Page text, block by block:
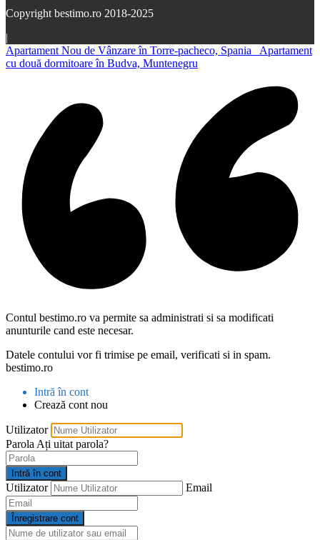
Copyright bestimo.ro 2018-2025
|
Apartament Nou de Vânzare în Torre-pacheco, Spania
Apartament
cu două dormitoare în Budva, Muntenegru
Contul bestimo.ro va permite sa administrati si sa modificati
anunturile cand este necesar.
Datele contului vor fi trimise pe email, verificati si in spam.
bestimo.ro
Intră în cont
Crează cont nou
Utilizator
Parola Ați uitat parola?
Intră în cont
Utilizator Email
Înregistrare cont